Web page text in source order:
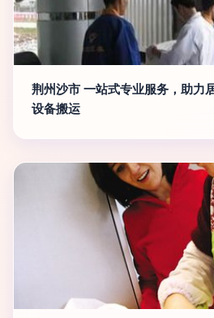
荆州沙市 一站式专业服务，助力
设备搬运